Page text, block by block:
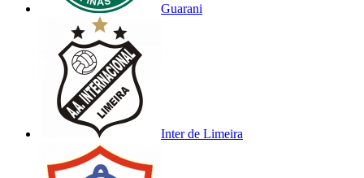
Guarani
Inter de Limeira